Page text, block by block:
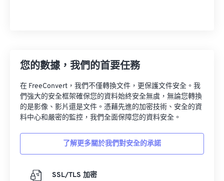
您的數據，我們的首要任務
在 FreeConvert，我們不僅轉換文件，更保護文件安全。我
們強大的安全框架確保您的資料始終安全無虞，無論您轉換
的是影像、影片還是文件。憑藉先進的加密技術、安全的資
料中心和嚴密的監控，我們全面保障您的資料安全。
了解更多關於我們對安全的承諾
SSL/TLS 加密